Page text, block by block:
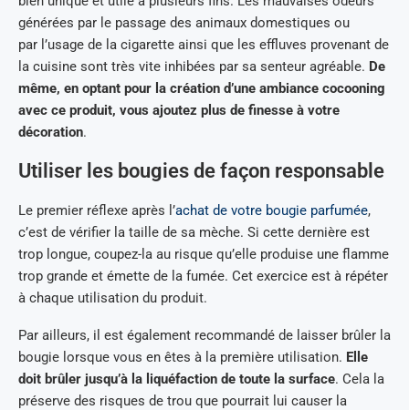
générées par le passage des animaux domestiques ou
par l’usage de la cigarette ainsi que les effluves provenant de
la cuisine sont très vite inhibées par sa senteur agréable. De
même, en optant pour la création d’une ambiance cocooning
avec ce produit, vous ajoutez plus de finesse à votre
décoration.
Utiliser les bougies de façon responsable
Le premier réflexe après l’achat de votre bougie parfumée,
c’est de vérifier la taille de sa mèche. Si cette dernière est
trop longue, coupez-la au risque qu’elle produise une flamme
trop grande et émette de la fumée. Cet exercice est à répéter
à chaque utilisation du produit.
Par ailleurs, il est également recommandé de laisser brûler la
bougie lorsque vous en êtes à la première utilisation. Elle
doit brûler jusqu’à la liquéfaction de toute la surface. Cela la
préserve des risques de trou que pourrait lui causer la